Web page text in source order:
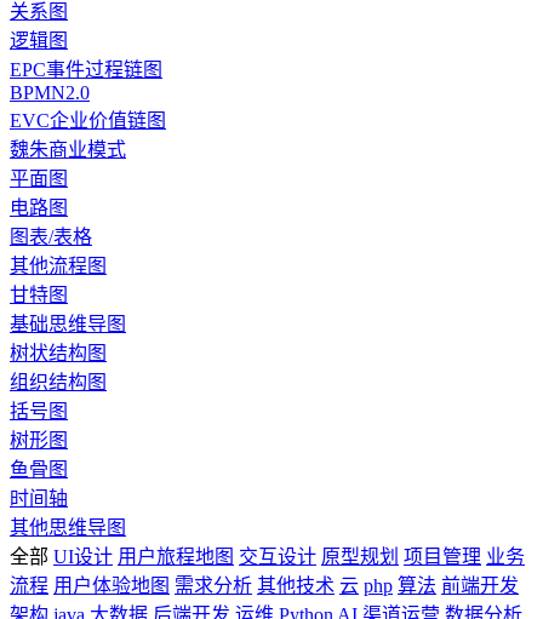
关系图
逻辑图
EPC事件过程链图
BPMN2.0
EVC企业价值链图
魏朱商业模式
平面图
电路图
图表/表格
其他流程图
甘特图
基础思维导图
树状结构图
组织结构图
括号图
树形图
鱼骨图
时间轴
其他思维导图
全部 UI设计 用户旅程地图 交互设计 原型规划 项目管理 业务
流程 用户体验地图 需求分析 其他技术 云 php 算法 前端开发
架构 java 大数据 后端开发 运维 Python AI 渠道运营 数据分析